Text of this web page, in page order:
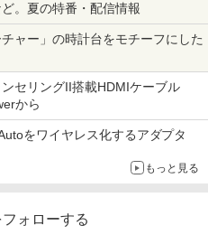
。夏の特番・配信情報
ャー」の時計台をモチーフにした
セリングII搭載HDMIケーブル
から
をワイヤレス化するアダプタ
もっと見る
ォローする